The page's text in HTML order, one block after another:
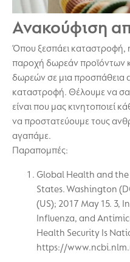
Ανακούφιση
Όπου ξεσπάει καταστροφή,
παροχή δωρεάν προϊόντων
δωρεών σε μια προσπάθεια
καταστροφή. Θέλουμε να
είναι που μας κινητοποιεί
να προστατεύουμε τους
αγαπάμε.
Παραπομπές:
Global Health and
States. Washington
(US); 2017 May 15. 3,
Influenza, and
Health Security Is
https://